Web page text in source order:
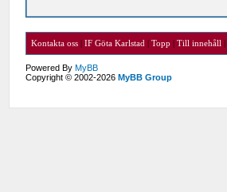
Kontakta oss |IF Göta Karlstad |Topp |Till innehåll |
Powered ByMyBB
Copyright © 2002-2026MyBB Group